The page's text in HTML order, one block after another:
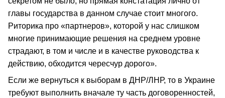
главы государства в данном случае стоит многого.
Риторика про «партнеров», которой у нас слишком
многие принимающие решения на среднем уровне
страдают, в том и числе и в качестве руководства к
действию, обходится чересчур дорого».
Если же вернуться к выборам в ДНР/ЛНР, то в Украине
требуют выполнить вначале ту часть договоренностей,